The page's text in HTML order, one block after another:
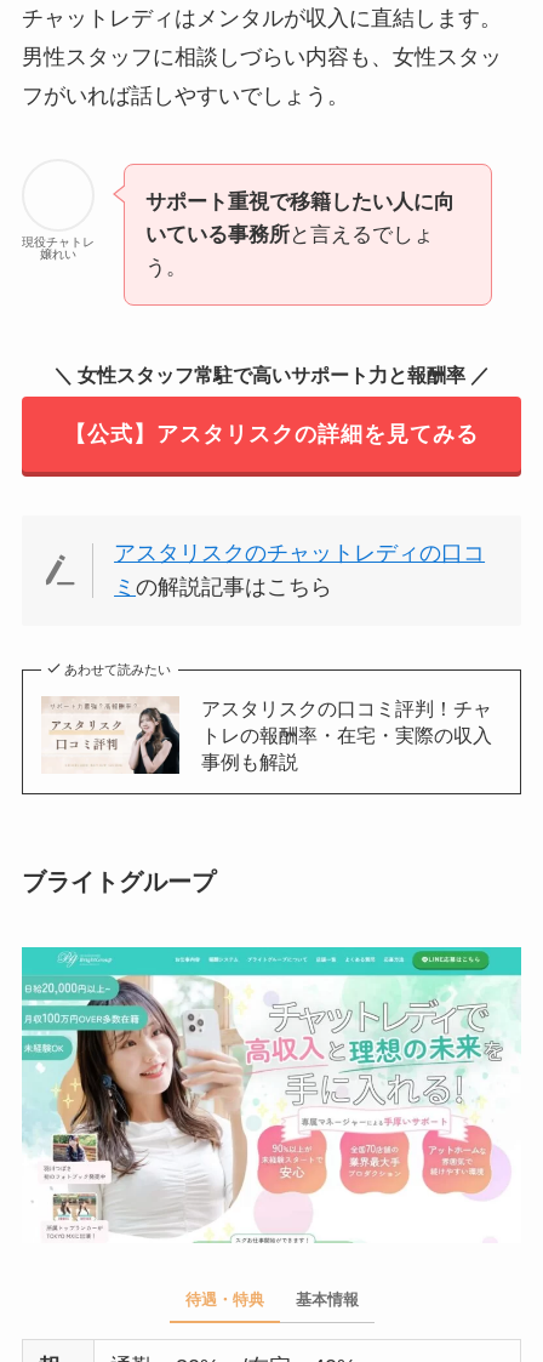
チャットレディはメンタルが収入に直結します。
男性スタッフに相談しづらい内容も、女性スタッ
フがいれば話しやすいでしょう。
現役チャトレ
嬢れい
サポート重視で移籍したい人に向
いている事務所と言えるでしょ
う。
＼ 女性スタッフ常駐で高いサポート力と報酬率 ／
【公式】アスタリスクの詳細を見てみる
アスタリスクのチャットレディの口コ
ミの解説記事はこちら
あわせて読みたい
アスタリスクの口コミ評判！チャ
トレの報酬率・在宅・実際の収入
事例も解説
ブライトグループ
待遇・特典 基本情報